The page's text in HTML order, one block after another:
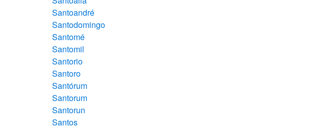
Santoandré
Santodomingo
Santomé
Santomil
Santorio
Santoro
Santórum
Santorum
Santorun
Santos